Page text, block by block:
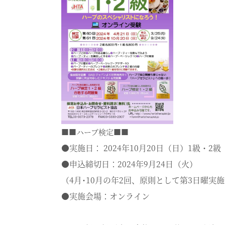
■■ハーブ検定■■
●実施日： 2024年10月20日（日）1級・2級
●申込締切日：2024年9月24日（火）
（4月･10月の年2回、原則として第3日曜実
●実施会場：オンライン